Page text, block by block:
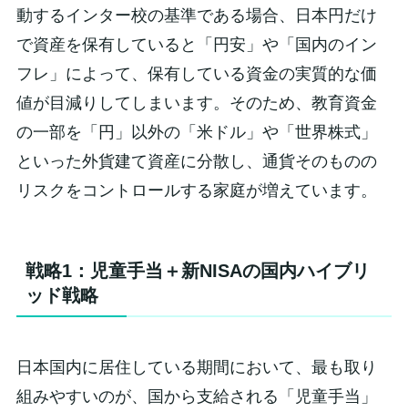
動するインター校の基準である場合、日本円だけ
で資産を保有していると「円安」や「国内のイン
フレ」によって、保有している資金の実質的な価
値が目減りしてしまいます。そのため、教育資金
の一部を「円」以外の「米ドル」や「世界株式」
といった外貨建て資産に分散し、通貨そのものの
リスクをコントロールする家庭が増えています。
戦略1：児童手当＋新NISAの国内ハイブリ
ッド戦略
日本国内に居住している期間において、最も取り
組みやすいのが、国から支給される「児童手当」